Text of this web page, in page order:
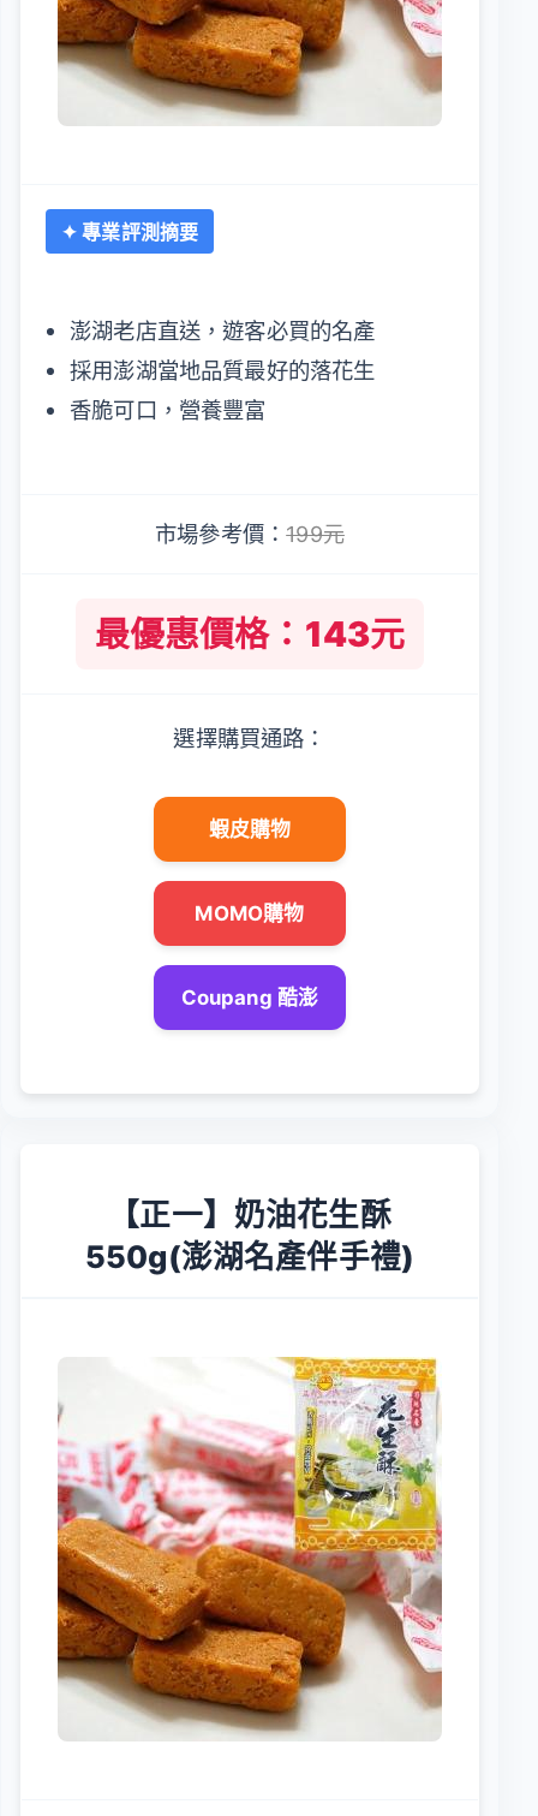
✦ 專業評測摘要
澎湖老店直送，遊客必買的名產
採用澎湖當地品質最好的落花生
香脆可口，營養豐富
市場參考價：199元
最優惠價格：143元
選擇購買通路：
蝦皮購物
MOMO購物
Coupang 酷澎
【正一】奶油花生酥
550g(澎湖名產伴手禮)